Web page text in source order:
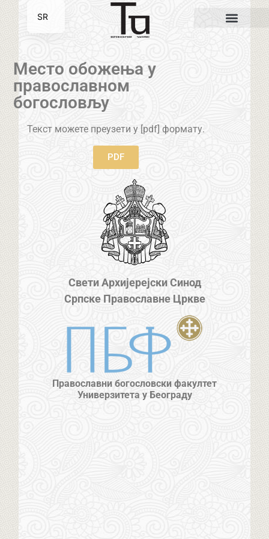
Место обожења у
православном
богословљу
Текст можете преузети у [pdf] формату.
PDF
Свети Архијерејски Синод
Српске Православне Цркве
Православни богословски факултет
Универзитета у Београду
SR
EN